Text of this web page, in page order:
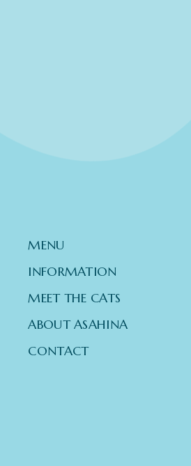
MENU
INFORMATION
MEET THE CATS
ABOUT ASAHINA
CONTACT